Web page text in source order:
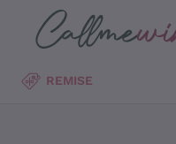
Passer au contenu
REMISE